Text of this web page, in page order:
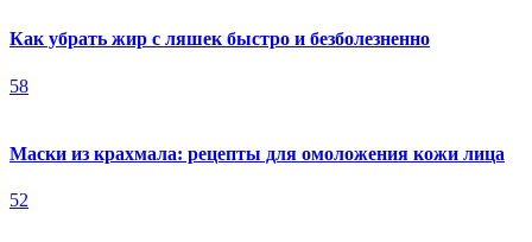
Как убрать жир с ляшек быстро и безболезненно
58
Маски из крахмала: рецепты для омоложения кожи лица
52